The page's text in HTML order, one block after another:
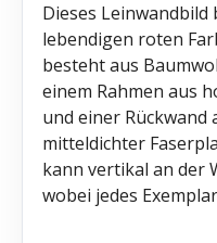
Dieses
lebendigen roten
besteht aus
einem Rahmen aus
und einer
mitteldichter
kann vertikal an der
wobei jedes